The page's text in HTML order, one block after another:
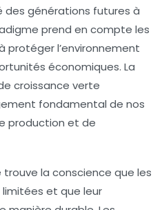
générations futures à
prend en compte les
protéger l’environnement
économiques. La
croissance verte
fondamental de nos
production et de
la conscience que les
et que leur